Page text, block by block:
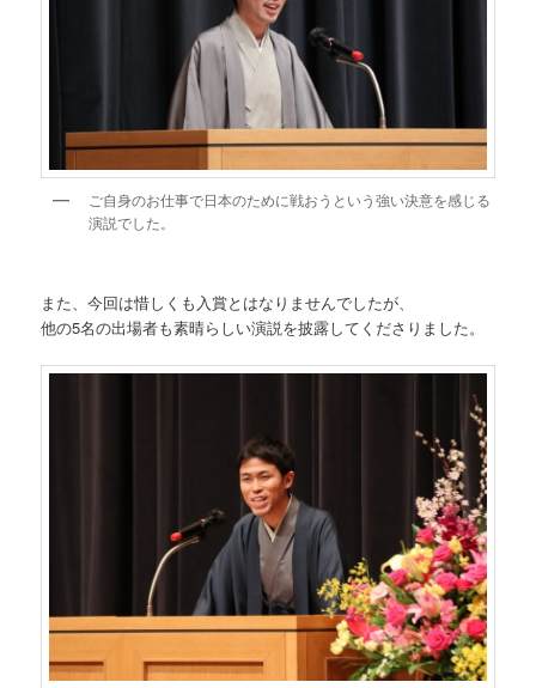
ご自身のお仕事で日本のために戦おうという強い決意を感じる
演説でした。
また、今回は惜しくも入賞とはなりませんでしたが、
他の5名の出場者も素晴らしい演説を披露してくださりました。